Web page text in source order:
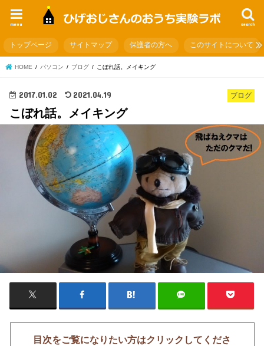
search
menu
トップページ サイトマップ 保護者の方へ このサイトについて
HOME パソコン ブログ こぼれ話。メイキング
ブログ
2017.01.02 2021.04.19
こぼれ話。メイキング
目次をご覧になりたい方はクリックしてくださ